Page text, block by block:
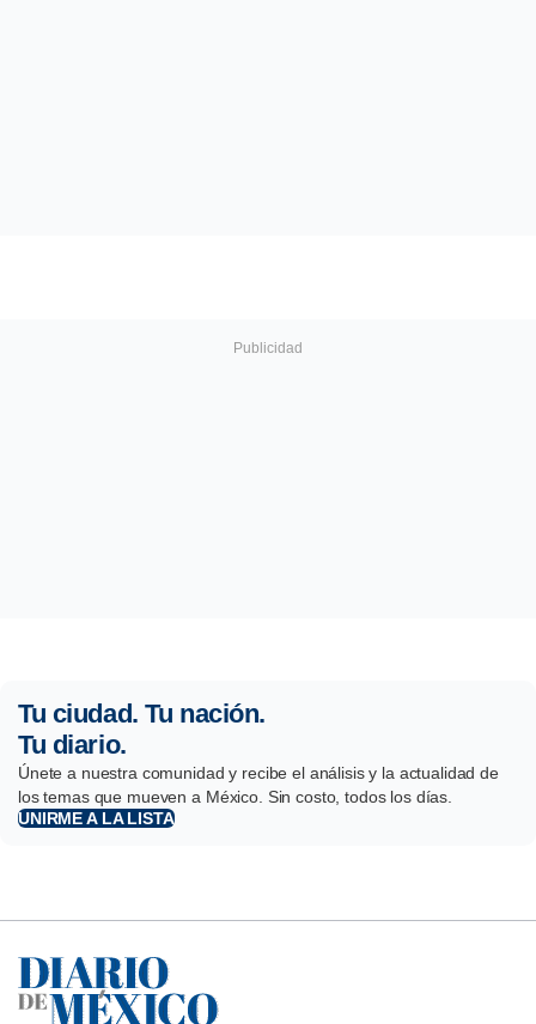
Tu ciudad. Tu nación.
Tu diario.
Únete a nuestra comunidad y recibe el análisis y la actualidad de
los temas que mueven a México. Sin costo, todos los días.
UNIRME A LA LISTA